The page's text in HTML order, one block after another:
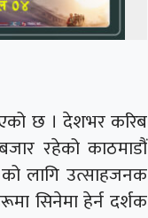
छ । देशभर करिब
रहेको काठमाडौं
लागि उत्साहजनक
सिनेमा हेर्न दर्शक